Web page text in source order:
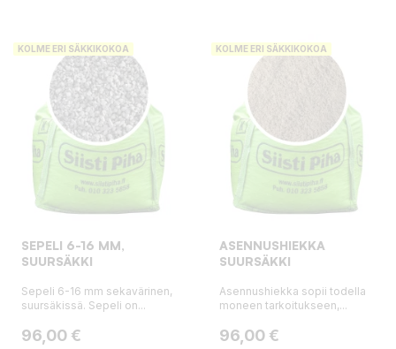
KOLME ERI SÄKKIKOKOA
SEPELI 6-16 MM,
SUURSÄKKI
Sepeli 6-16 mm sekavärinen,
suursäkissä. Sepeli on...
Hinta
96,00 €
KOLME ERI SÄKKIKOKOA
ASENNUSHIEKKA
SUURSÄKKI
Asennushiekka sopii todella
moneen tarkoitukseen,...
Hinta
96,00 €